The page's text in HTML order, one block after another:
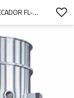
MÁQUINA DE LECHO FLUIDIZADO DE SECADOR FL-60 PARA LABORATORIO, SECADOR, GRANULADOR, REVESTIMIENTO MUTI-FUNCIÓN